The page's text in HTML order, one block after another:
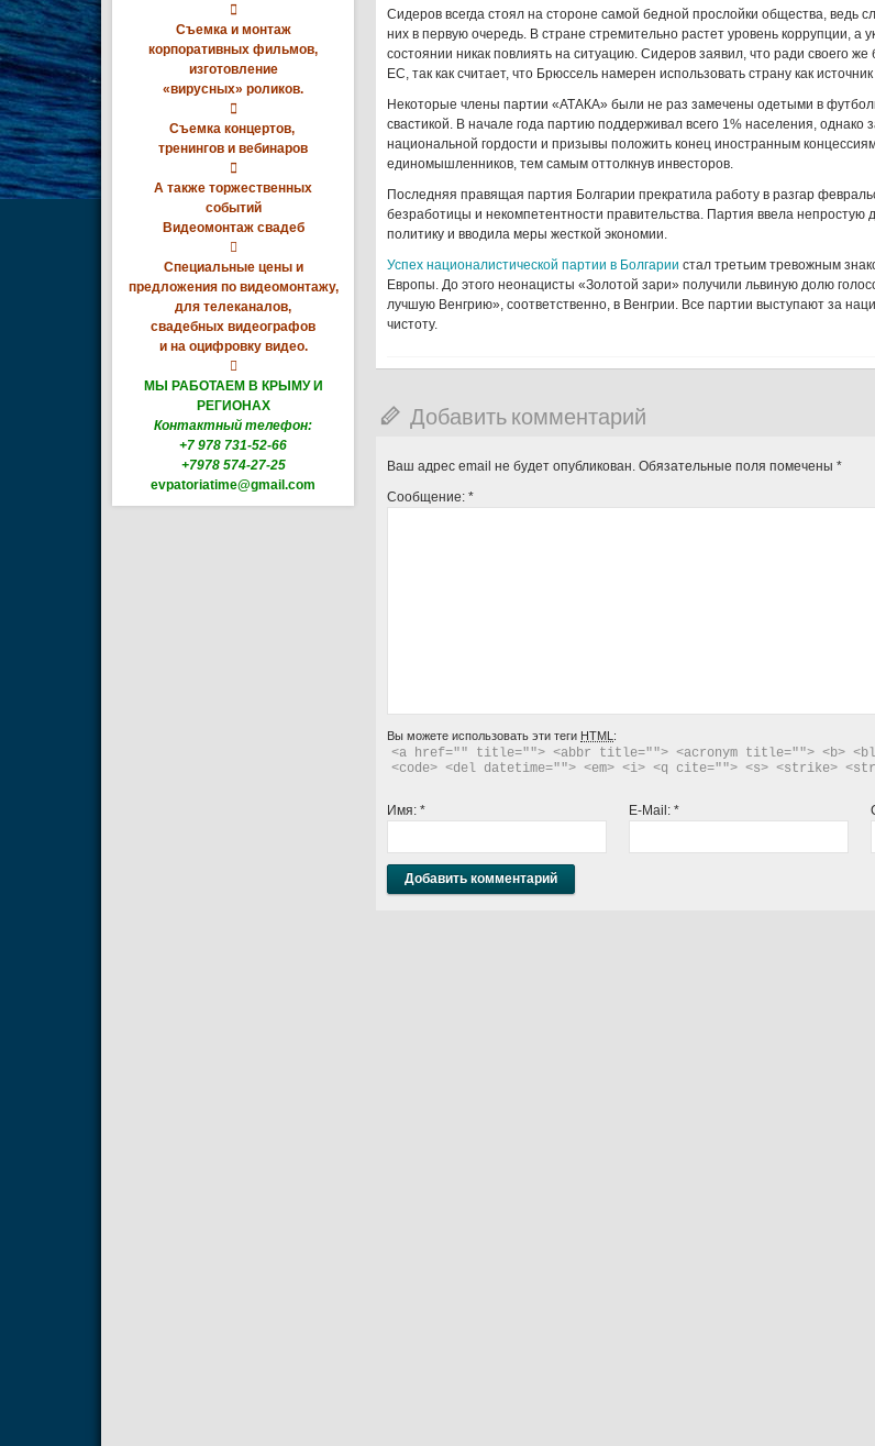

Съемка и монтаж
корпоративных фильмов,
изготовление
«вирусных» роликов.

Съемка концертов,
тренингов и вебинаров

А также торжественных
событий
Видеомонтаж свадеб

Специальные цены и
предложения по видеомонтажу,
для телеканалов,
свадебных видеографов
и на оцифровку видео.

МЫ РАБОТАЕМ В КРЫМУ И
РЕГИОНАХ
Контактный телефон:
+7 978 731-52-66
+7978 574-27-25
evpatoriatime@gmail.com
Сидеров всегда стоял на стороне самой бедной прослойки общества, ведь
них в первую очередь. В стране стремительно растет уровень коррупции, а
состоянии никак повлиять на ситуацию. Сидеров заявил, что ради своего же
ЕС, так как считает, что Брюссель намерен использовать страну как
Некоторые члены партии «АТАКА» были не раз замечены одетыми в
свастикой. В начале года партию поддерживал всего 1% населения, однако
национальной гордости и призывы положить конец иностранным
единомышленников, тем самым оттолкнув инвесторов.
Последняя правящая партия Болгарии прекратила работу в разгар
безработицы и некомпетентности правительства. Партия ввела
политику и вводила меры жесткой экономии.
Успех националистической партии в Болгарии стал третьим тревожным
Европы. До этого неонацисты «Золотой зари» получили львиную долю
лучшую Венгрию», соответственно, в Венгрии. Все партии выступают за
чистоту.
Добавить комментарий
Ваш адрес email не будет опубликован. Обязательные поля помечены *
Сообщение: *
Вы можете использовать эти теги HTML :
<a href="" title=""> <abbr title=""> <acronym title=""> <b>
<code> <del datetime=""> <em> <i> <q cite=""> <s> <strike>
Имя: * E-Mail: *